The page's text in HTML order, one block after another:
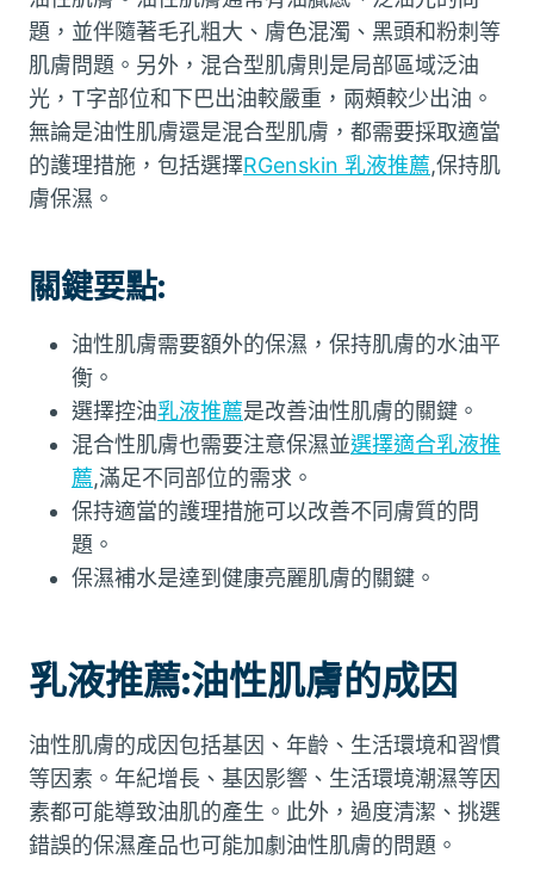
題，並伴隨著毛孔粗大、膚色混濁、黑頭和粉刺等
肌膚問題。另外，混合型肌膚則是局部區域泛油
光，T字部位和下巴出油較嚴重，兩頰較少出油。
無論是油性肌膚還是混合型肌膚，都需要採取適當
的護理措施，包括選擇RGenskin 乳液推薦,保持肌
膚保濕。
關鍵要點:
油性肌膚需要額外的保濕，保持肌膚的水油平
衡。
選擇控油乳液推薦是改善油性肌膚的關鍵。
混合性肌膚也需要注意保濕並選擇適合乳液推
薦,滿足不同部位的需求。
保持適當的護理措施可以改善不同膚質的問
題。
保濕補水是達到健康亮麗肌膚的關鍵。
乳液推薦:油性肌膚的成因
油性肌膚的成因包括基因、年齡、生活環境和習慣
等因素。年紀增長、基因影響、生活環境潮濕等因
素都可能導致油肌的產生。此外，過度清潔、挑選
錯誤的保濕產品也可能加劇油性肌膚的問題。